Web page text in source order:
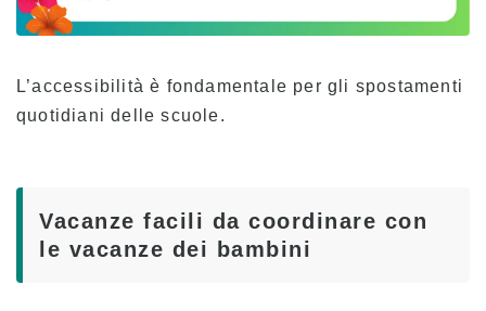
L’accessibilità è fondamentale per gli spostamenti
quotidiani delle scuole.
Vacanze facili da coordinare con
le vacanze dei bambini